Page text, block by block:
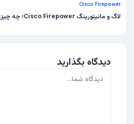
Cisco Firepower
لاگ و مانیتورینگ Cisco Firepower؛ چه چیزی را به SIEM بفرستیم؟
دیدگاه بگذارید